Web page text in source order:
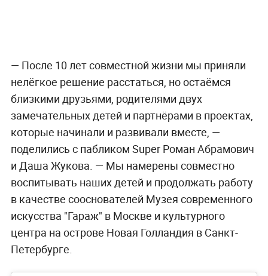
— После 10 лет совместной жизни мы приняли
нелёгкое решение расстаться, но остаёмся
близкими друзьями, родителями двух
замечательных детей и партнёрами в проектах,
которые начинали и развивали вместе, —
поделились с пабликом Super Роман Абрамович
и Даша Жукова. — Мы намерены совместно
воспитывать наших детей и продолжать работу
в качестве сооснователей Музея современного
искусства "Гараж" в Москве и культурного
центра на острове Новая Голландия в Санкт-
Петербурге.